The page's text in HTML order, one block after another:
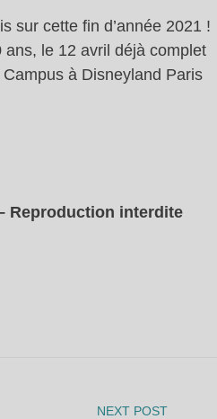
sur cette fin d’année 2021 !
le 12 avril déjà complet
Campus à Disneyland Paris
Reproduction interdite
NEXT POST